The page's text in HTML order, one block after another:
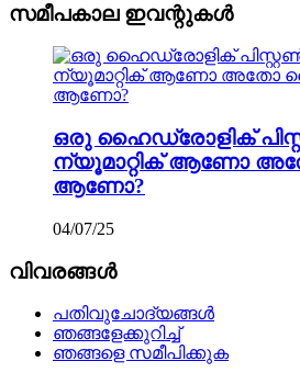
സമീപകാല ഇവന്റുകൾ
ഒരു ഹൈഡ്രോളിക്
ന്യൂമാറ്റിക് ആണോ
ആണോ?
04/07/25
വിവരങ്ങൾ
പതിവുചോദ്യങ്ങൾ
ഞങ്ങളേക്കുറിച്ച്
ഞങ്ങളെ സമീപിക്കുക